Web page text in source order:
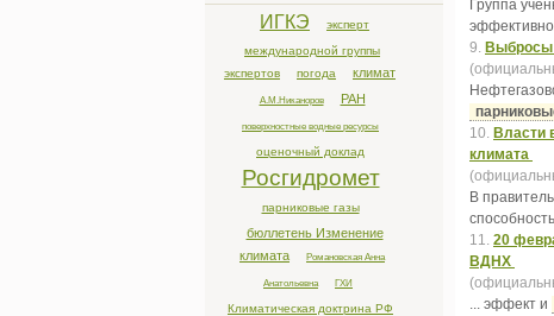
Группа
9. Выбросы
10. Власти
климата
В
11. 20
ВДНХ
... эффект и
ИГКЭ
эксперт
международной группы
экспертов
погода климат
А.М.Никаноров РАН
поверхностные водные ресурсы
оценочный доклад
Росгидромет
парниковые газы
бюллетень Изменение
климата
Романовская Анна
Анатольевна ГХИ
Климатическая доктрина РФ